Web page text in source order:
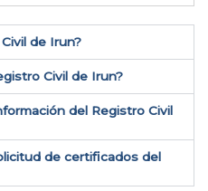
de Irun​?
Civil de Irun?
del Registro Civil
de certificados del